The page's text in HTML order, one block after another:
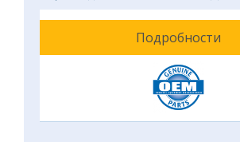
Подробности